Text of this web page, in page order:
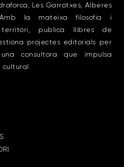
Les Garrotxes, Alberes
Amb la mateixa filosofia i
publica llibres de
projectes editorials per
consultora que impulsa